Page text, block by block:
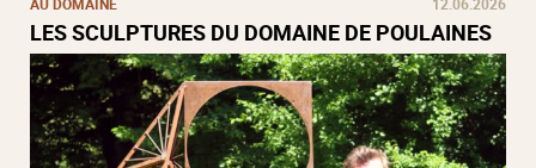
LES SCULPTURES DU DOMAINE DE POULAINES